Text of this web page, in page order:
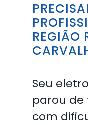
REGIÃO
Seu
parou de
com